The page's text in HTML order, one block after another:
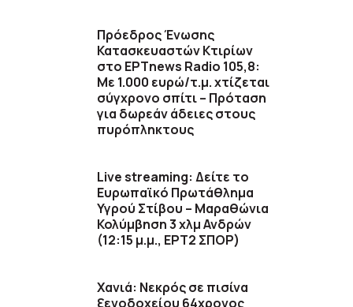
Πρόεδρος Ένωσης
Κατασκευαστών Κτιρίων
στο ΕΡΤnews Radio 105,8:
Με 1.000 ευρώ/τ.μ. χτίζεται
σύγχρονο σπίτι – Πρόταση
για δωρεάν άδειες στους
πυρόπληκτους
Live streaming: Δείτε το
Ευρωπαϊκό Πρωτάθλημα
Υγρού Στίβου – Μαραθώνια
Κολύμβηση 3 χλμ Ανδρών
(12:15 μ.μ., ΕΡΤ2 ΣΠΟΡ)
Χανιά: Νεκρός σε πισίνα
ξενοδοχείου 64χρονος